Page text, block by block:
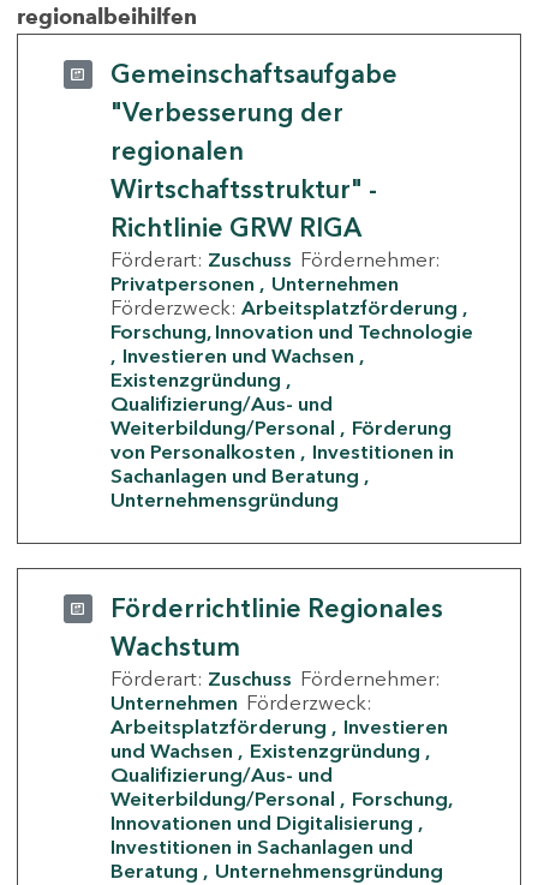
regionalbeihilfen
Gemeinschaftsaufgabe
"Verbesserung der
regionalen
Wirtschaftsstruktur" -
Richtlinie GRW RIGA
Förderart: Zuschuss Fördernehmer:
Privatpersonen
Unternehmen
Förderzweck: Arbeitsplatzförderung
Forschung, Innovation und Technologie
Investieren und Wachsen
Existenzgründung
Qualifizierung/Aus- und
Weiterbildung/Personal
Förderung
von Personalkosten
Investitionen in
Sachanlagen und Beratung
Unternehmensgründung
Förderrichtlinie Regionales
Wachstum
Förderart: Zuschuss Fördernehmer:
Unternehmen Förderzweck:
Arbeitsplatzförderung
Investieren
und Wachsen
Existenzgründung
Qualifizierung/Aus- und
Weiterbildung/Personal
Forschung,
Innovationen und Digitalisierung
Investitionen in Sachanlagen und
Beratung
Unternehmensgründung